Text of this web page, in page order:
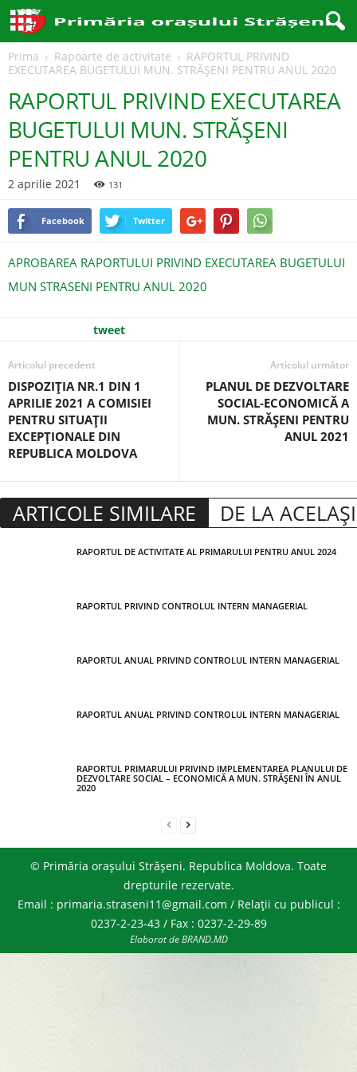
Prima Rapoarte de activitate
RAPORTUL PRIVIND
EXECUTAREA BUGETULUI MUN. STRĂŞENI PENTRU ANUL 2020
RAPORTUL PRIVIND EXECUTAREA
BUGETULUI MUN. STRĂŞENI
PENTRU ANUL 2020
2 aprilie 2021 131
Facebook Twitter
APROBAREA RAPORTULUI PRIVIND EXECUTAREA BUGETULUI
MUN STRASENI PENTRU ANUL 2020
tweet
Articolul precedent
DISPOZIŢIA NR.1 DIN 1
APRILIE 2021 A COMISIEI
PENTRU SITUAŢII
EXCEPŢIONALE DIN
REPUBLICA MOLDOVA
Articolul următor
PLANUL DE DEZVOLTARE
SOCIAL-ECONOMICĂ A
MUN. STRĂŞENI PENTRU
ANUL 2021
ARTICOLE SIMILARE DE LA
RAPORTUL DE ACTIVITATE AL PRIMARULUI PENTRU ANUL 2024
RAPORTUL PRIVIND CONTROLUL INTERN MANAGERIAL
RAPORTUL ANUAL PRIVIND CONTROLUL INTERN MANAGERIAL
RAPORTUL ANUAL PRIVIND CONTROLUL INTERN MANAGERIAL
RAPORTUL PRIMARULUI PRIVIND IMPLEMENTAREA PLANULUI DE
DEZVOLTARE SOCIAL – ECONOMICĂ A MUN. STRĂŞENI ÎN ANUL
2020
© Primăria orașului Strășeni. Republica Moldova. Toate
drepturile rezervate.
Email : primaria.straseni11@gmail.com / Relații cu publicul :
0237-2-23-43 / Fax : 0237-2-29-89
Elaborat de BRAND.MD